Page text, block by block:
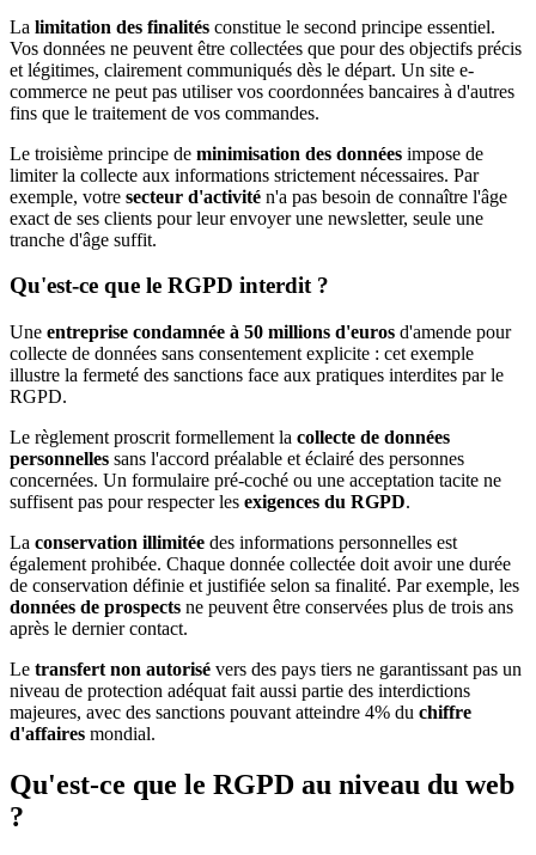
La limitation des finalités constitue le second principe essentiel.
Vos données ne peuvent être collectées que pour des objectifs précis
et légitimes, clairement communiqués dès le départ. Un site e-
commerce ne peut pas utiliser vos coordonnées bancaires à d'autres
fins que le traitement de vos commandes.
Le troisième principe de minimisation des données impose de
limiter la collecte aux informations strictement nécessaires. Par
exemple, votre secteur d'activité n'a pas besoin de connaître l'âge
exact de ses clients pour leur envoyer une newsletter, seule une
tranche d'âge suffit.
Qu'est-ce que le RGPD interdit ?
Une entreprise condamnée à 50 millions d'euros d'amende pour
collecte de données sans consentement explicite : cet exemple
illustre la fermeté des sanctions face aux pratiques interdites par le
RGPD.
Le règlement proscrit formellement la collecte de données
personnelles sans l'accord préalable et éclairé des personnes
concernées. Un formulaire pré-coché ou une acceptation tacite ne
suffisent pas pour respecter les exigences du RGPD.
La conservation illimitée des informations personnelles est
également prohibée. Chaque donnée collectée doit avoir une durée
de conservation définie et justifiée selon sa finalité. Par exemple, les
données de prospects ne peuvent être conservées plus de trois ans
après le dernier contact.
Le transfert non autorisé vers des pays tiers ne garantissant pas un
niveau de protection adéquat fait aussi partie des interdictions
majeures, avec des sanctions pouvant atteindre 4% du chiffre
d'affaires mondial.
Qu'est-ce que le RGPD au niveau du web
?